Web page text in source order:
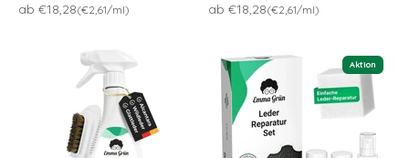
Osteraktion 🐣
ab €18,28(€2,61/ml)
Osteraktion 🐣
ab €18,28(€2,61/ml)
Aktion